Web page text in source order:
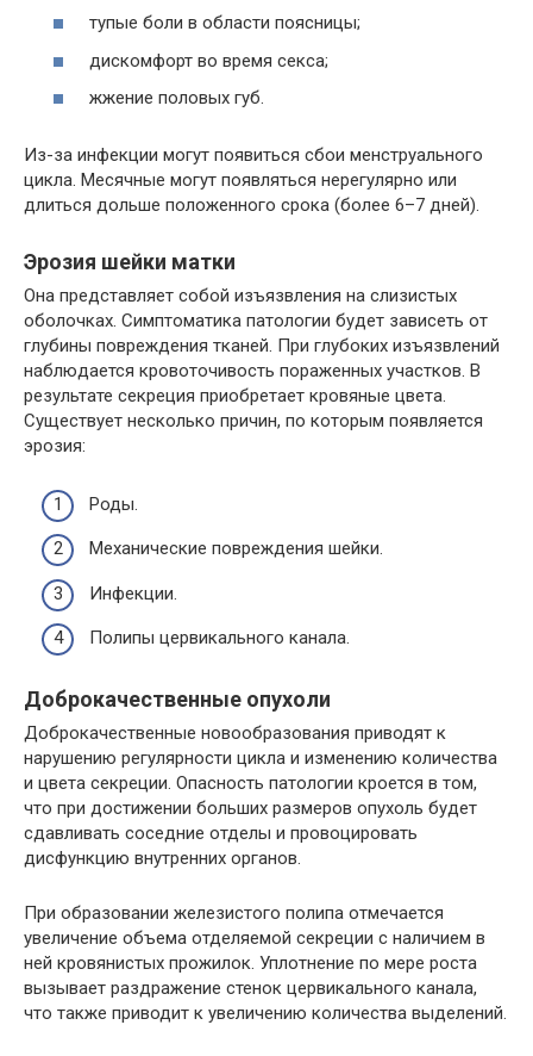
тупые боли в области поясницы;
дискомфорт во время секса;
жжение половых губ.
Из-за инфекции могут появиться сбои менструального
цикла. Месячные могут появляться нерегулярно или
длиться дольше положенного срока (более 6–7 дней).
Эрозия шейки матки
Она представляет собой изъязвления на слизистых
оболочках. Симптоматика патологии будет зависеть от
глубины повреждения тканей. При глубоких изъязвлений
наблюдается кровоточивость пораженных участков. В
результате секреция приобретает кровяные цвета.
Существует несколько причин, по которым появляется
эрозия:
Роды.
Механические повреждения шейки.
Инфекции.
Полипы цервикального канала.
Доброкачественные опухоли
Доброкачественные новообразования приводят к
нарушению регулярности цикла и изменению количества
и цвета секреции. Опасность патологии кроется в том,
что при достижении больших размеров опухоль будет
сдавливать соседние отделы и провоцировать
дисфункцию внутренних органов.
При образовании железистого полипа отмечается
увеличение объема отделяемой секреции с наличием в
ней кровянистых прожилок. Уплотнение по мере роста
вызывает раздражение стенок цервикального канала,
что также приводит к увеличению количества выделений.